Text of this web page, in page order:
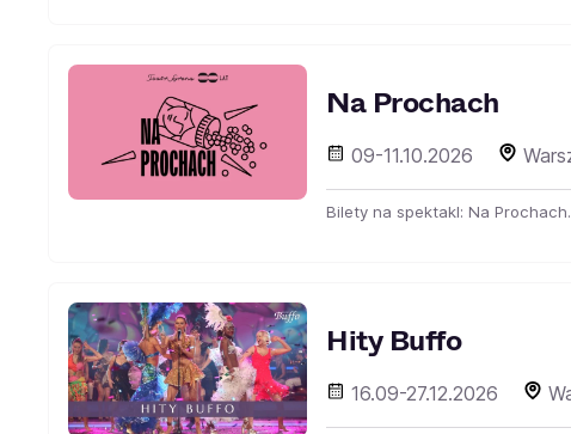
Na Prochach
09-11.10.2026
Bilety na spektakl: Na
Hity Buffo
16.09-27.12.2026